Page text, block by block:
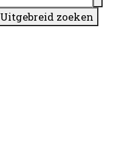
Uitgebreid zoeken